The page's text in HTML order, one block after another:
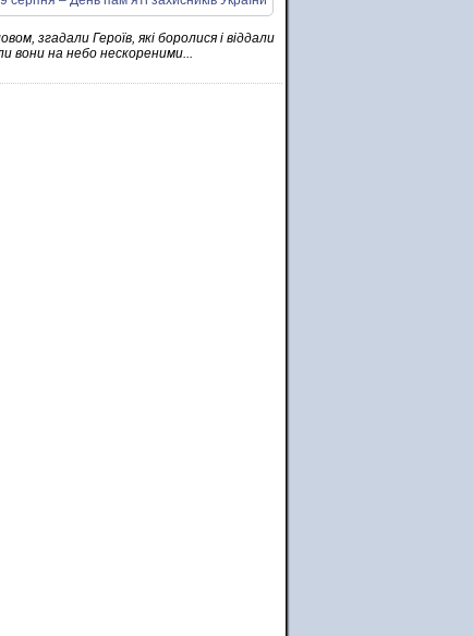
згадали Героїв, які боролися і віддали
вони на небо нескореними...